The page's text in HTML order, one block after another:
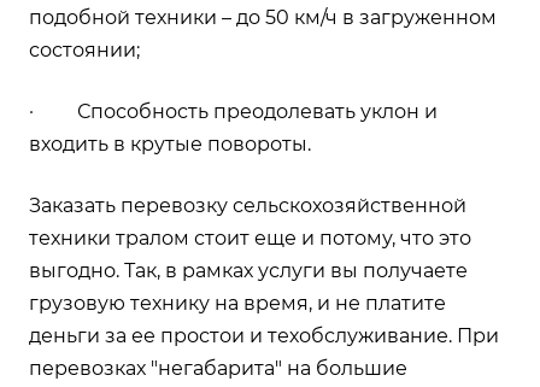
подобной техники – до 50 км/ч в загруженном
состоянии;
· Способность преодолевать уклон и
входить в крутые повороты.
Заказать перевозку сельскохозяйственной
техники тралом стоит еще и потому, что это
выгодно. Так, в рамках услуги вы получаете
грузовую технику на время, и не платите
деньги за ее простои и техобслуживание. При
перевозках "негабарита" на большие